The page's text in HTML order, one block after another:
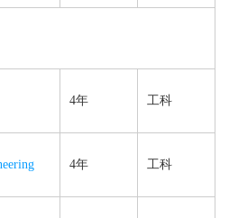
4年 工科
4年 工科